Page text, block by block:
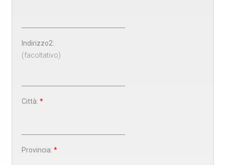
Indirizzo2:
(facoltativo)
Città: *
Provincia: *